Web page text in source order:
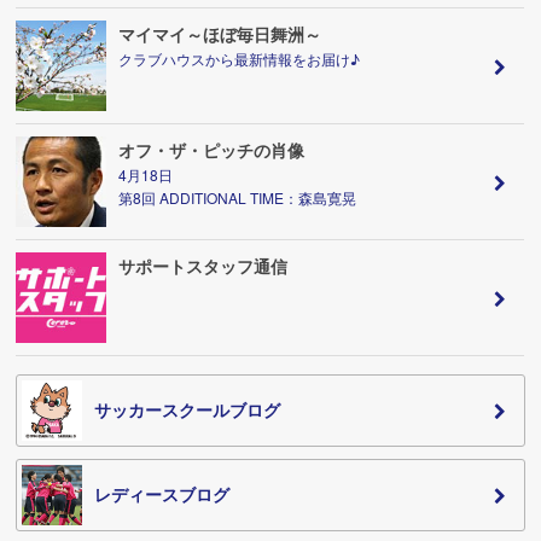
マイマイ～ほぼ毎日舞洲～
クラブハウスから最新情報をお届け♪
オフ・ザ・ピッチの肖像
4月18日
第8回 ADDITIONAL TIME：森島寛晃
サポートスタッフ通信
サッカースクールブログ
レディースブログ